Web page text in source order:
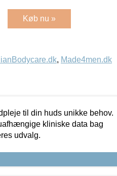
Køb nu »
, Made4men.dk
til din huds unikke behov.
kliniske data bag
udvalg.